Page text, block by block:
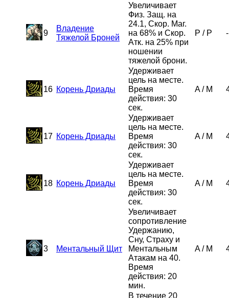
9
Владение
Тяжелой Броней
Увеличивает
Физ. Защ. на
24.1, Скор. Маг.
на 68% и Скор.
Атк. на 25% при
ношении
тяжелой брони.
P / P -
16 Корень Дриады
Удерживает
цель на месте.
Время
действия: 30
сек.
A/ M
17 Корень Дриады
Удерживает
цель на месте.
Время
действия: 30
сек.
A/ M
18 Корень Дриады
Удерживает
цель на месте.
Время
действия: 30
сек.
A/ M
3 Ментальный Щит
Увеличивает
сопротивление
Удержанию,
Сну, Страху и
Ментальным
Атакам на 40.
Время
действия: 20
мин.
A/ M
В течение 20